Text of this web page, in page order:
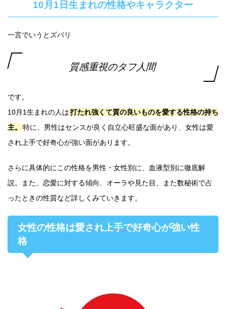
10月1日生まれの性格やキャラクター
一言でいうとズバリ
質感重視のタフ人間
です。
10月1生まれの人は打たれ強くて質の良いものを愛する性格の持ち
主。
特に、男性はセンスが良く自立心旺盛な面があり、女性は愛
され上手で好奇心が強い面があります。
さらに具体的にこの性格を男性・女性別に、血液型別に徹底解
説。また、恋愛に対する傾向、オーラや見た目、また数秘術で占
ったときの性質など詳しくみていきます。
女性の性格は愛され上手で好奇心が強い性
格